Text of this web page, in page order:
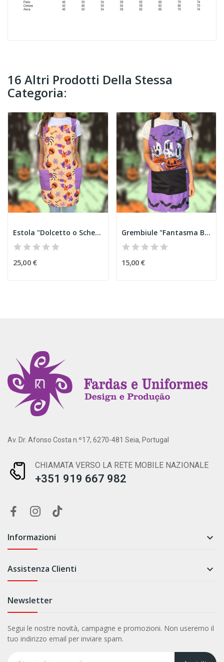
16 Altri Prodotti Della Stessa
Categoria:
Estola "Dolcetto o Scherzetto" Halloween
25,00 €
Grembiule "Fantasma BOO" Halloween
15,00 €
Av. Dr. Afonso Costa n.º17, 6270-481 Seia, Portugal
CHIAMATA VERSO LA RETE MOBILE NAZIONALE
+351 919 667 982
Informazioni 
Assistenza Clienti 
Newsletter
Segui le nostre novità, campagne e promozioni. Non useremo il
tuo indirizzo email per inviare spam.